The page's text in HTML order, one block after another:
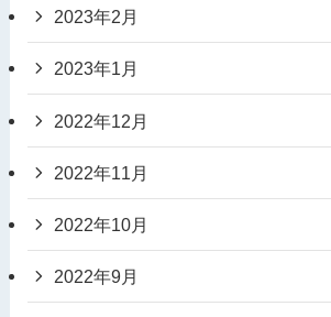
2023年2月
2023年1月
2022年12月
2022年11月
2022年10月
2022年9月